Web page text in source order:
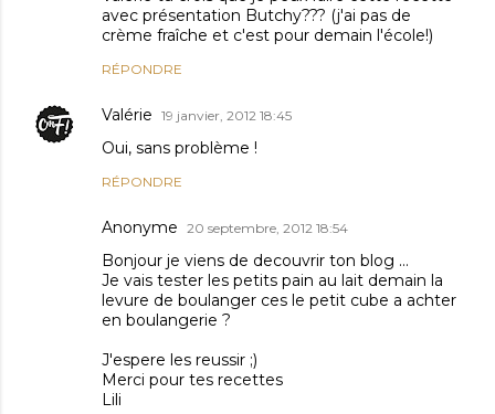
avec présentation Butchy??? (j'ai pas de
crème fraîche et c'est pour demain l'école!)
RÉPONDRE
Valérie 19 janvier, 2012 18:45
Oui, sans problème !
RÉPONDRE
Anonyme 20 septembre, 2012 18:54
Bonjour je viens de decouvrir ton blog ...
Je vais tester les petits pain au lait demain la
levure de boulanger ces le petit cube a achter
en boulangerie ?
J'espere les reussir ;)
Merci pour tes recettes
Lili